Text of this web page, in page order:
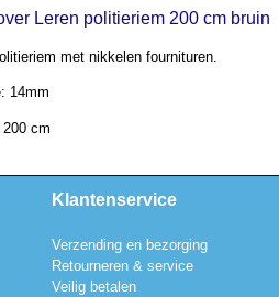
Leren politieriem 200 cm bruin
met nikkelen fournituren.
14mm
200 cm
Klantenservice
Verzending en bezorging
Retourneren & service
Veilig betalen